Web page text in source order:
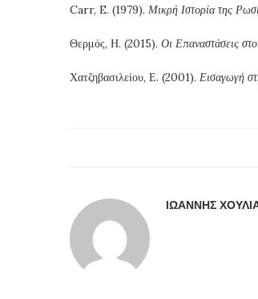
Carr, E. (1979). Μικρή Ιστορία της
Θερμός, Η. (2015). Οι Επαναστάσεις
Χατζηβασιλείου, Ε. (2001). Εισαγωγή
ΙΩΆΝΝΗΣ